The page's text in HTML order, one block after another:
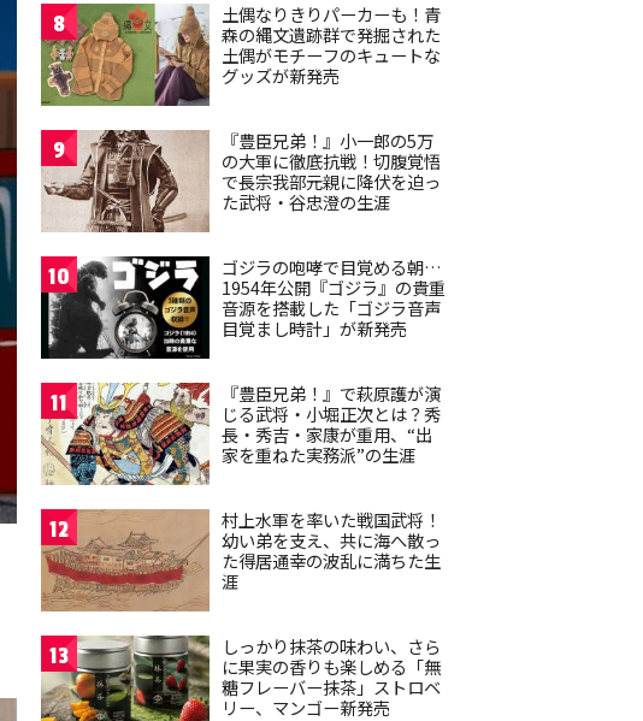
8
土偶なりきりパーカーも！青
森の縄文遺跡群で発掘された
土偶がモチーフのキュートな
グッズが新発売
9
『豊臣兄弟！』小一郎の5万
の大軍に徹底抗戦！切腹覚悟
で長宗我部元親に降伏を迫っ
た武将・谷忠澄の生涯
10
ゴジラの咆哮で目覚める朝…
1954年公開『ゴジラ』の貴重
音源を搭載した「ゴジラ音声
目覚まし時計」が新発売
11
『豊臣兄弟！』で萩原護が演
じる武将・小堀正次とは？秀
長・秀吉・家康が重用、“出
家を重ねた実務派”の生涯
12
村上水軍を率いた戦国武将！
幼い弟を支え、共に海へ散っ
た得居通幸の波乱に満ちた生
涯
13
しっかり抹茶の味わい、さら
に果実の香りも楽しめる「無
糖フレーバー抹茶」ストロベ
リー、マンゴー新発売